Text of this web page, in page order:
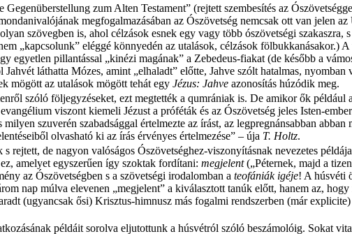
zum Alten Testament” (rejtett szembesítés az
megfogalmazásában az Ószövetség nemcsak ott van jelen
szövegben is, ahol célzások esnek egy vagy több ószövetségi
„kapcsolunk” eléggé könnyedén az utalások, célzások fölbukkanásakor.)
egyetlen pillantással „kinézi magának” a Zebedeus-fiakat (de később a
Jahvét láthatta Mózes, amint „elhaladt” előtte, Jahve szólt hatalmas,
mögött az utalások mögött tehát egyJézus: Jahve azonosítás húzódik meg.
szóló följegyzéseket, ezt megtették a qumrániak is. De amikor ők
viszont kiemeli Jézust a próféták és az Ószövetség jeles Isten-
milyen szuverén szabadsággal értelmezte az írást, az legpregnánsabban
olvasható ki az írás érvényes értelmezése” – úja T. Holtz.
rejtett, de nagyon valóságos Ószövetséghez-viszonyításnak nevezetes
ez, amelyet egyszerűen így szoktak fordítani:megjelent(„Péternek, majd a
az Ószövetségben s a szövetségi irodalomban ateofániák igéje! A húsvéti
nap múlva elevenen „megjelent” a kiválasztott tanúk előtt, hanem az,
(ugyancsak ősi) Krisztus-himnusz más fogalmi rendszerben (már
példáit sorolva eljutottunk a húsvétról szóló beszámolóig. Sokat